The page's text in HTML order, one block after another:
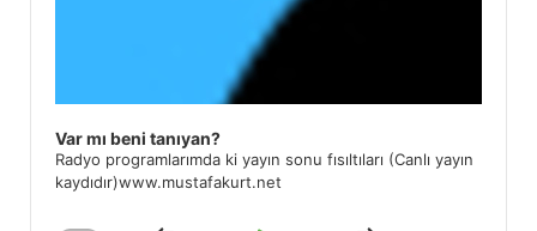
Var mı beni tanıyan?
Radyo programlarımda ki yayın sonu fısıltıları (Canlı yayın
kaydıdır)www.mustafakurt.net